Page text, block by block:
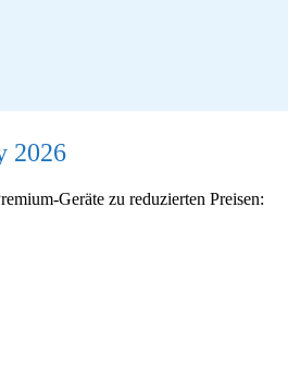
2026
Geräte zu reduzierten Preisen: